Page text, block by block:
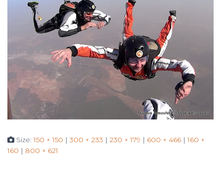
Size:150 × 150 | 300 × 233 | 230 × 179 | 600 × 466 | 160 ×
160 | 800 × 621